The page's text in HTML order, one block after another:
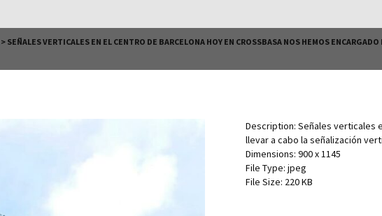
> SEÑALES VERTICALES EN EL CENTRO DE BARCELONA HOY EN CROSSBASA NOS HEMOS
Description: Señales verticales
llevar a cabo la señalización
Dimensions: 900 x 1145
File Type: jpeg
File Size: 220 KB